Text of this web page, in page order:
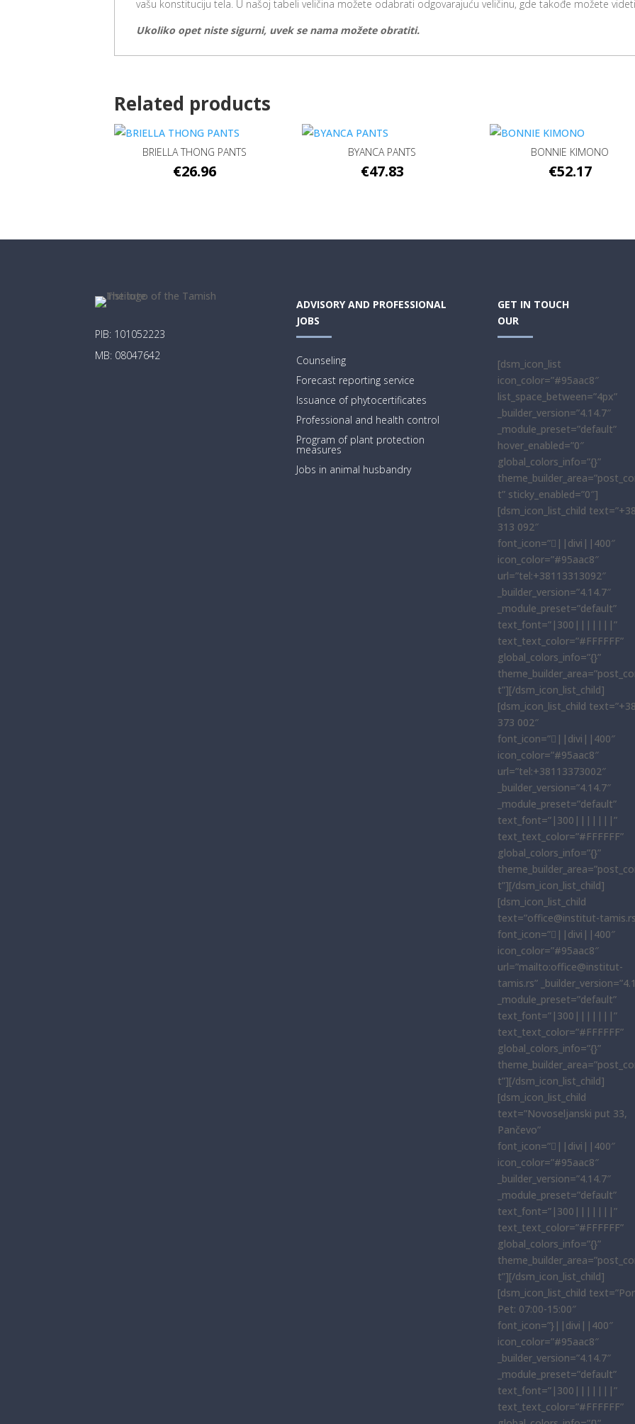
vašu konstituciju tela. U našoj tabeli veličina možete odabrati odgovarajuću veličinu, gde takođe možete
Ukoliko opet niste sigurni, uvek se nama možete obratiti.
Related products
BRIELLA THONG PANTS
€26.96
BYANCA PANTS
€47.83
BONNIE KIMONO
€52.17
PIB: 101052223
MB: 08047642
ADVISORY AND PROFESSIONAL
JOBS
Counseling
Forecast reporting service
Issuance of phytocertificates
Professional and health control
Program of plant protection
measures
Jobs in animal husbandry
GET IN TOUCH
OUR
[dsm_icon_list
icon_color=”#95aac8″
list_space_between=”4px”
_builder_version=”4.14.7″
_module_preset=”default”
hover_enabled=”0″
global_colors_info=”{}”
t” sticky_enabled=”0″]
[dsm_icon_list_child
313 092″
font_icon=”||divi||400″
icon_color=”#95aac8″
url=”tel:+38113313092″
_builder_version=”4.14.7″
_module_preset=”default”
text_font=”|300|||||||”
text_text_color=”#FFFFFF”
global_colors_info=”{}”
t”][/dsm_icon_list_child]
[dsm_icon_list_child
373 002″
font_icon=”||divi||400″
icon_color=”#95aac8″
url=”tel:+38113373002″
_builder_version=”4.14.7″
_module_preset=”default”
text_font=”|300|||||||”
text_text_color=”#FFFFFF”
global_colors_info=”{}”
t”][/dsm_icon_list_child]
[dsm_icon_list_child
text=”office@institut-
font_icon=”||divi||400″
icon_color=”#95aac8″
url=”mailto:office@institut-
tamis.rs”
_module_preset=”default”
text_font=”|300|||||||”
text_text_color=”#FFFFFF”
global_colors_info=”{}”
t”][/dsm_icon_list_child]
[dsm_icon_list_child
text=”Novoseljanski put 33,
Pančevo”
font_icon=”||divi||400″
icon_color=”#95aac8″
_builder_version=”4.14.7″
_module_preset=”default”
text_font=”|300|||||||”
text_text_color=”#FFFFFF”
global_colors_info=”{}”
t”][/dsm_icon_list_child]
[dsm_icon_list_child
Pet: 07:00-15:00″
font_icon=”}||divi||400″
icon_color=”#95aac8″
_builder_version=”4.14.7″
_module_preset=”default”
text_font=”|300|||||||”
text_text_color=”#FFFFFF”